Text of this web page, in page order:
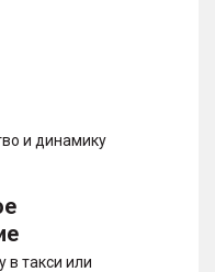
и динамику
в такси или